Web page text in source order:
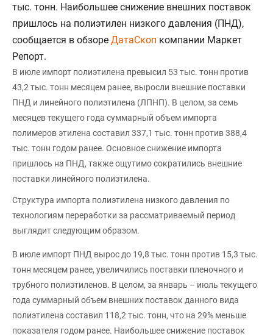
тыс. тонн. Наибольшее снижение внешних поставок
пришлось на полиэтилен низкого давления (ПНД),
сообщается в обзоре ДатаСкоп компании Маркет
Репорт.
В июле импорт полиэтилена превысил 53 тыс. тонн против
43,2 тыс. тонн месяцем ранее, выросли внешние поставки
ПНД и линейного полиэтилена (ЛПНП). В целом, за семь
месяцев текущего года суммарный объем импорта
полимеров этилена составил 337,1 тыс. тонн против 388,4
тыс. тонн годом ранее. Основное снижение импорта
пришлось на ПНД, также ощутимо сократились внешние
поставки линейного полиэтилена.
Структура импорта полиэтилена низкого давления по
технологиям переработки за рассматриваемый период
выглядит следующим образом.
В июле импорт ПНД вырос до 19,8 тыс. тонн против 15,3 тыс.
тонн месяцем ранее, увеличились поставки пленочного и
трубного полиэтиленов. В целом, за январь – июль текущего
года суммарный объем внешних поставок данного вида
полиэтилена составил 118,2 тыс. тонн, что на 29% меньше
показателя годом ранее. Наибольшее снижение поставок